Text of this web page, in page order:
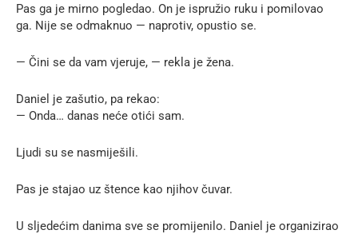
Pas ga je mirno pogledao. On je ispružio ruku i pomilovao
ga. Nije se odmaknuo — naprotiv, opustio se.
— Čini se da vam vjeruje, — rekla je žena.
Daniel je zašutio, pa rekao:
— Onda… danas neće otići sam.
Ljudi su se nasmiješili.
Pas je stajao uz štence kao njihov čuvar.
U sljedećim danima sve se promijenilo. Daniel je organizirao